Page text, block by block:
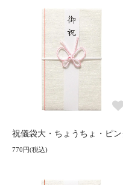
祝儀袋大・ちょうちょ・ピン
770円(税込)